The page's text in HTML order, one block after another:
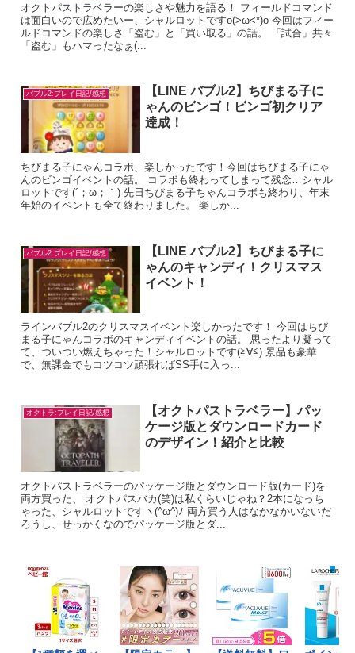
オクトパストラベラーの楽しさや魅力を語る！ フィールドコマンド
は面白いので広めたいー、シャルロットですo(>ω<*)o 今回はフィー
ルドコマンドの楽しさ「盗む」と「買い取る」の話。 「試合」共々
「盗む」もハマったなぁ(...
バブル2:プレイ日記/感想
【LINE バブル2】ちびまる子に
ゃんのビンゴ！ビンゴ初クリア
達成！
ちびまる子にゃんコラボ、楽しかったです！今回はちびまる子にゃ
んのビンゴイベントの話。 コラボも終わってしまって残念…シャル
ロットです(´；ω；｀) 先日ちびまる子ちゃんコラボも終わり、年末
年始のイベントも全て終わりました。 楽しか...
バブル2:プレイ日記/感想
【LINE バブル2】ちびまる子に
ゃんのキャンディ！クリスマス
イベント！
ラインバブル2のクリスマスイベント楽しかったです！ 今回はちび
まる子にゃんコラボのキャンディイベントの話。 思ったより凝って
て、ついつい燃えちゃった！シャルロットです(≧∀≦) 景品も豪華
で、無課金でもコツコツ頑張ればSS手に入っ...
オクトラ:プレイ日記/感想
【オクトパストラベラー】パッ
ケージ版とダウンロードカード
のデザイン！紹介と比較
オクトパストラベラーのパッケージ版とダウンロード版(カード)を
両方買った、 オクトパスバカ(笑)は私くらいじゃね？2本になっち
ゃった、シャルロットですヽ(^ω^)ﾉ 両方買う人はなかなかいないだ
ろうし、せっかくなのでパッケージ版とダ...